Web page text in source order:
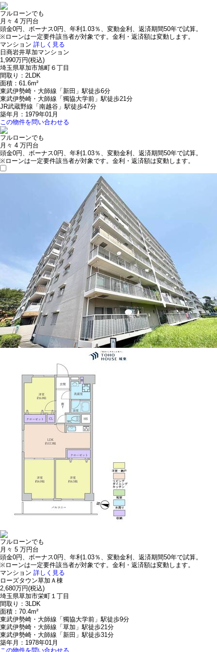
フルローンでも
月々 4 万円台
頭金0円、ボーナス0円、年利1.03％、変動金利、返済期間50年で試算。
※ローンは一定要件該当者が対象です。金利・返済額は変動します。
マンション 詳しく見る
日商岩井草加マンション
1,990万円(税込)
埼玉県草加市旭町６丁目
間取り：2LDK
面積：61.6m²
東武伊勢崎・大師線「新田」駅徒歩6分
東武伊勢崎・大師線「獨協大学前」駅徒歩21分
JR武蔵野線「南越谷」駅徒歩47分
築年月：1979年01月
この物件を問い合わせる
フルローンでも
月々 4 万円台
頭金0円、ボーナス0円、年利1.03％、変動金利、返済期間50年で試算。
※ローンは一定要件該当者が対象です。金利・返済額は変動します。
フルローンでも
月々 5 万円台
頭金0円、ボーナス0円、年利1.03％、変動金利、返済期間50年で試算。
※ローンは一定要件該当者が対象です。金利・返済額は変動します。
マンション 詳しく見る
ローズタウン草加Ａ棟
2,680万円(税込)
埼玉県草加市栄町１丁目
間取り：3LDK
面積：70.4m²
東武伊勢崎・大師線「獨協大学前」駅徒歩9分
東武伊勢崎・大師線「草加」駅徒歩21分
東武伊勢崎・大師線「新田」駅徒歩31分
築年月：1978年01月
この物件を問い合わせる